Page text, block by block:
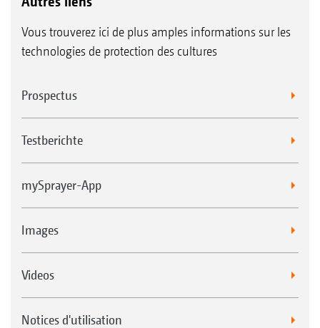
Vous trouverez ici de plus amples informations sur les
technologies de protection des cultures
Prospectus
Testberichte
mySprayer-App
Images
Videos
Notices d'utilisation